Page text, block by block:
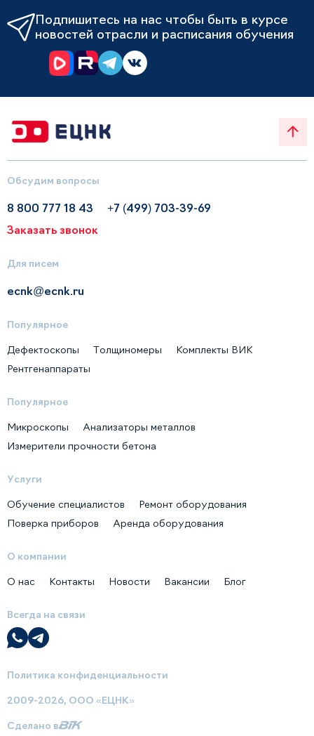
Подпишитесь на нас чтобы быть в курсе
новостей отрасли и расписания обучения
Обсудим вопросы
8 800 777 18 43
+7 (499) 703-39-69
Заказать звонок
Для писем
ecnk@ecnk.ru
Популярное
Дефектоскопы Толщиномеры
Комплекты ВИК
Рентгенаппараты
Популярное
Микроскопы
Анализаторы металлов
Измерители прочности бетона
Услуги
Обучение специалистов
Ремонт оборудования
Поверка приборов
Аренда оборудования
О компании
О нас Контакты Новости Вакансии Блог
Всегда на связи
Политика конфиденциальности
2009-2026, ООО «ЕЦНК»
Сделано в